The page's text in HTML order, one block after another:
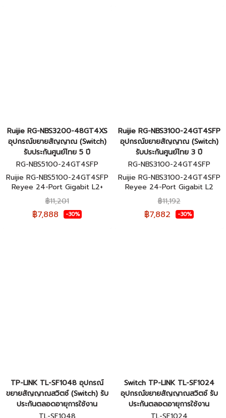
Ruijie RG-NBS3200-48GT4XS
อุปกรณ์ขยายสัญญาณ (Switch)
รับประกันศูนย์ไทย 5 ปี
RG-NBS5100-24GT4SFP
Ruijie RG-NBS5100-24GT4SFP
Reyee 24-Port Gigabit L2+
Managed Switch (สวิตซ์) ของ
แท้รับประกันศูนย์ไทย 5 ปี
฿11,201
฿7,888 -30%
Ruijie RG-NBS3100-24GT4SFP
อุปกรณ์ขยายสัญญาณ (Switch)
รับประกันศูนย์ไทย 3 ปี
RG-NBS3100-24GT4SFP
Ruijie RG-NBS3100-24GT4SFP
Reyee 24-Port Gigabit L2
Managed Switch (สวิตซ์) ของ
แท้รับประกันศูนย์ไทย 5 ปี
฿11,192
฿7,882 -30%
TP-LINK TL-SF1048 อุปกรณ์
ขยายสัญญาณสวิตช์ (Switch) รับ
ประกันตลอดอายุการใช้งาน
Switch TP-LINK TL-SF1024
อุปกรณ์ขยายสัญญาณสวิตช์ รับ
ประกันตลอดอายุการใช้งาน